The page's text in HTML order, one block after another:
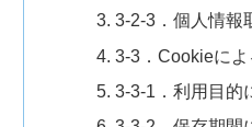
3-2-3．個人情報
3-3．Cookieに
3-3-1．利用目的